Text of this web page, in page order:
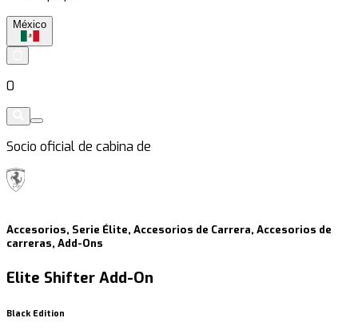
México
0
Socio oficial de cabina de
Accesorios, Serie Élite, Accesorios de Carrera, Accesorios de
carreras, Add-Ons
Elite Shifter Add-On
Black Edition